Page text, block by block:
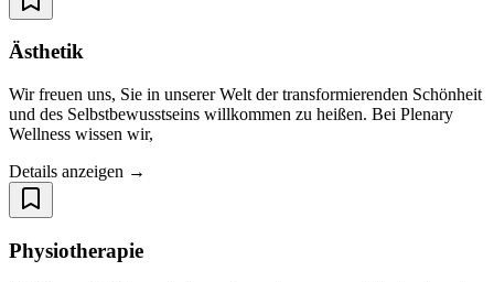
Ästhetik
Wir freuen uns, Sie in unserer Welt der transformierenden Schönheit
und des Selbstbewusstseins willkommen zu heißen. Bei Plenary
Wellness wissen wir,
Details anzeigen →
Physiotherapie